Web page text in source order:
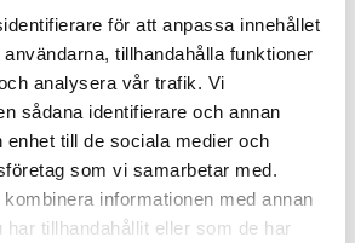
för att anpassa innehållet
tillhandahålla funktioner
analysera vår trafik. Vi
sådana identifierare och annan
enhet till de sociala medier och
som vi samarbetar med.
informationen med annan
har tillhandahållit eller som de har
finns ROYAL CANIN® Maine
våtfoder i smakrik sås. Om du
behöver du bara följa
för att säkerställa att din
våt- och torrfoder för bästa möjliga
Måttligt energibehov